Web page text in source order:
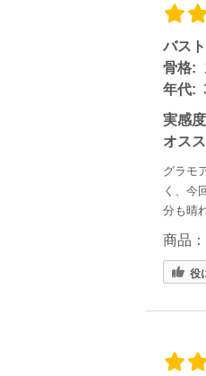
バス
骨格:
年代:
実感度
オス
グラモ
く、今
分も晴
商品：
役